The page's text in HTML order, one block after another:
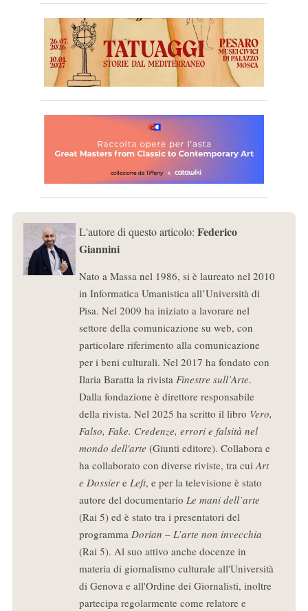
L'autore di questo articolo: Federico
Giannini
Nato a Massa nel 1986, si è laureato nel 2010
in Informatica Umanistica all’Università di
Pisa. Nel 2009 ha iniziato a lavorare nel
settore della comunicazione su web, con
particolare riferimento alla comunicazione
per i beni culturali. Nel 2017 ha fondato con
Ilaria Baratta la rivista Finestre sull’Arte.
Dalla fondazione è direttore responsabile
della rivista. Nel 2025 ha scritto il libro Vero,
Falso, Fake. Credenze, errori e falsità nel
mondo dell'arte (Giunti editore). Collabora e
ha collaborato con diverse riviste, tra cuiArt
e Dossiere Left, e per la televisione è stato
autore del documentario Le mani dell’arte
(Rai 5) ed è stato tra i presentatori del
programma Dorian – L’arte non invecchia
(Rai 5). Al suo attivo anche docenze in
materia di giornalismo culturale all'Università
di Genova e all'Ordine dei Giornalisti, inoltre
partecipa regolarmente come relatore e